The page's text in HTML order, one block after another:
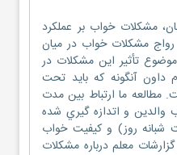
مشكلات خواب بر عملكرد
رواج مشكلات خواب در ميان
تأثير اين مشكلات در
داون آنگونه كه بايد تحت
مطالعه ما ارتباط بين مدت
و اتدازه گيري شده
شبانه روز) و كيفيت خواب
معلم درباره مشكلات